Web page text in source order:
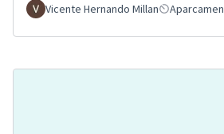
Vicente Hernando Millan